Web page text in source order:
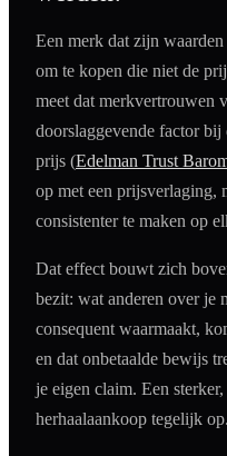
Een merk dat zijn
om te kopen die niet de
meet dat merkvertrouwen
doorslaggevende factor
prijs (Edelman Trust
op met een prijsverlaging,
consistenter te maken op
Dat effect bouwt zich
bezit: wat anderen over je
consequent waarmaakt,
en dat onbetaalde bewijs
je eigen claim. Een
herhaalaankoop tegelijk op.